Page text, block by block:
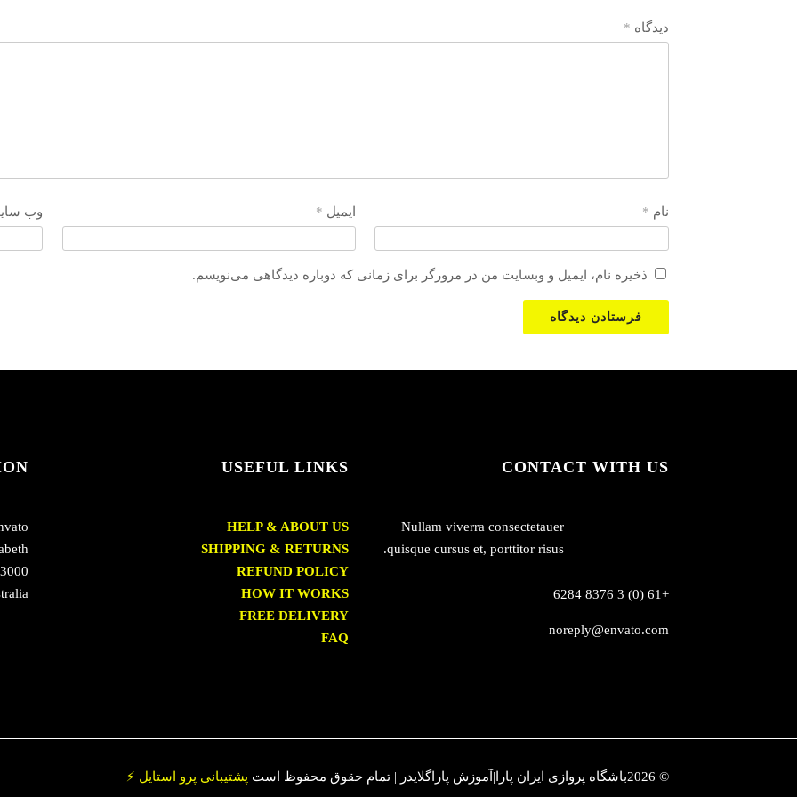
دیدگاه *
نام * ایمیل * وب‌
ذخیره نام، ایمیل و وبسایت من در مرورگر برای زمانی که دوباره دیدگاهی می‌نویسم.
CONTACT WITH US
Nullam viverra consectetauer
quisque cursus et, porttitor risus.
+61 (0) 3 8376 6284
noreply@envato.com
USEFUL LINKS
HELP & ABOUT US
SHIPPING & RETURNS
REFUND POLICY
HOW IT WORKS
FREE DELIVERY
FAQ
© 2026باشگاه پروازی ایران پارا|آموزش پاراگلایدر | تمام حقوق محفوظ است پشتیبانی پرو استایل ⚡